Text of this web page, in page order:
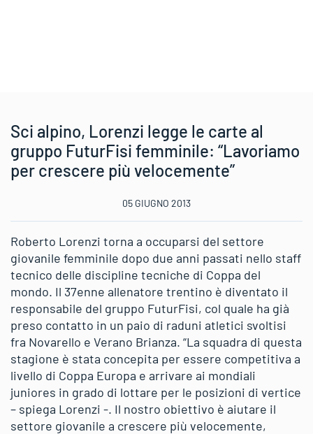
Sci alpino, Lorenzi legge le carte al
gruppo FuturFisi femminile: “Lavoriamo
per crescere più velocemente”
05 GIUGNO 2013
Roberto Lorenzi torna a occuparsi del settore
giovanile femminile dopo due anni passati nello staff
tecnico delle discipline tecniche di Coppa del
mondo. Il 37enne allenatore trentino è diventato il
responsabile del gruppo FuturFisi, col quale ha già
preso contatto in un paio di raduni atletici svoltisi
fra Novarello e Verano Brianza. “La squadra di questa
stagione è stata concepita per essere competitiva a
livello di Coppa Europa e arrivare ai mondiali
juniores in grado di lottare per le posizioni di vertice
– spiega Lorenzi -. Il nostro obiettivo è aiutare il
settore giovanile a crescere più velocemente,